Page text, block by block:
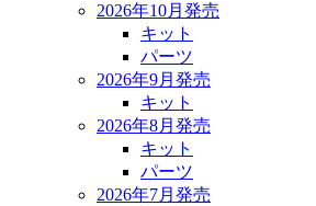
2026年10月発売
キット
パーツ
2026年9月発売
キット
2026年8月発売
キット
パーツ
2026年7月発売